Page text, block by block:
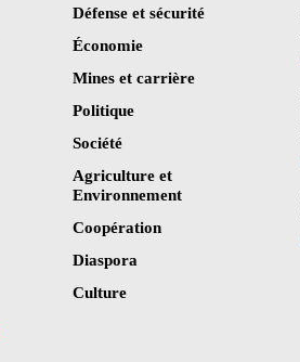
Défense et sécurité
Économie
Mines et carrière
Politique
Société
Agriculture et
Environnement
Coopération
Diaspora
Culture